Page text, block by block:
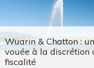
Wuarin & Chatton :
vouée à la discrétion
fiscalité